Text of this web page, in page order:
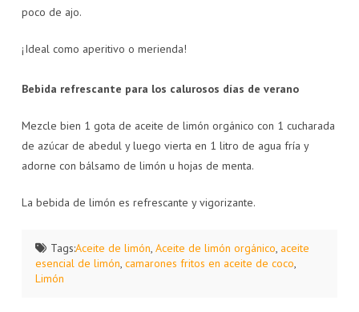
poco de ajo.
¡Ideal como aperitivo o merienda!
Bebida refrescante para los calurosos días de verano
Mezcle bien 1 gota de aceite de limón orgánico con 1 cucharada
de azúcar de abedul y luego vierta en 1 litro de agua fría y
adorne con bálsamo de limón u hojas de menta.
La bebida de limón es refrescante y vigorizante.
Tags:Aceite de limón, Aceite de limón orgánico, aceite
esencial de limón,camarones fritos en aceite de coco,
Limón